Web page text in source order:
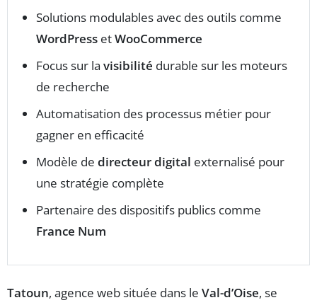
Solutions modulables avec des outils comme
WordPress etWooCommerce
Focus sur la visibilité durable sur les moteurs
de recherche
Automatisation des processus métier pour
gagner en efficacité
Modèle de directeur digital externalisé pour
une stratégie complète
Partenaire des dispositifs publics comme
France Num
Tatoun, agence web située dans le Val-d’Oise, se